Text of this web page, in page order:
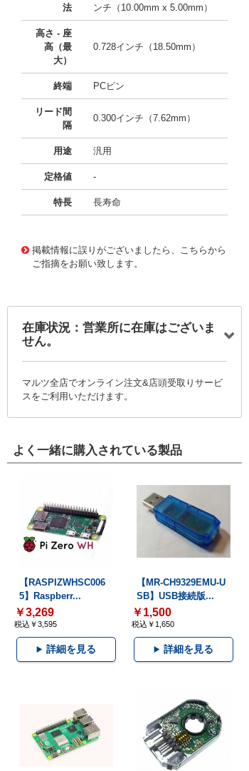
法
ンチ（10.00mm x 5.00mm）
高さ - 座
高（最
大）
0.728インチ（18.50mm）
終端 PCピン
リード間
隔
0.300インチ（7.62mm）
用途 汎用
定格値 -
特長 長寿命
掲載情報に誤りがございましたら、こちらから
ご指摘をお願い致します。
在庫状況：営業所に在庫はございま
せん。
マルツ全店でオンライン注文&店頭受取りサービ
スをご利用いただけます。
よく一緒に購入されている製品
【RASPIZWHSC006
5】Raspberr...
￥3,269
税込￥3,595
詳細を見る
【MR-CH9329EMU-U
SB】USB接続版...
￥1,500
税込￥1,650
詳細を見る